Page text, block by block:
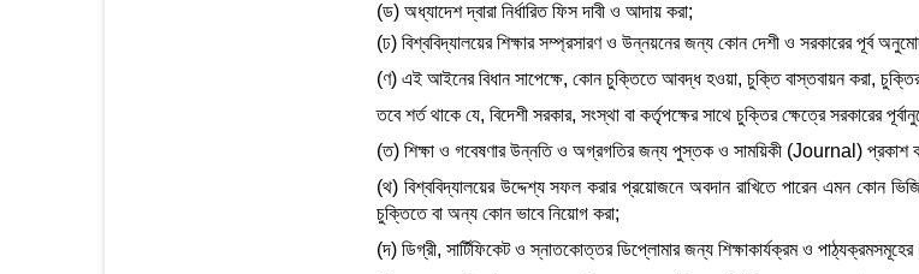
(ড) অধ্যাদেশ দ্বারা নির্ধারিত ফিস দাবী ও আদায় করা;
(ঢ) বিশ্ববিদ্যালয়ের শিক্ষার সম্প্রসারণ ও উন্নয়নের জন্য কোন দেশী ও সরকারের পূর্ব
(ণ) এই আইনের বিধান সাপেক্ষে, কোন চুক্তিতে আবদ্ধ হওয়া, চুক্তি বাস্তবায়ন করা, চুক্তির
তবে শর্ত থাকে যে, বিদেশী সরকার, সংস্থা বা কর্তৃপক্ষের সাথে চুক্তির ক্ষেত্রে সরকারের
(ত) শিক্ষা ও গবেষণার উন্নতি ও অগ্রগতির জন্য পুস্তক ও সাময়িকী (Journal) প্রকাশ
(থ) বিশ্ববিদ্যালয়ের উদ্দেশ্য সফল করার প্রয়োজনে অবদান রাখিতে পারেন এমন কোন
চুক্তিতে বা অন্য কোন ভাবে নিয়োগ করা;
(দ) ডিগ্রী, সার্টিফিকেট ও স্নাতকোত্তর ডিপ্লোমার জন্য শিক্ষাকার্যক্রম ও